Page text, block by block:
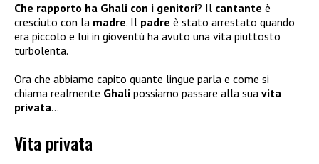
Che rapporto ha Ghali con i genitori? Il cantante è
cresciuto con la madre. Il padre è stato arrestato quando
era piccolo e lui in gioventù ha avuto una vita piuttosto
turbolenta.
Ora che abbiamo capito quante lingue parla e come si
chiama realmente Ghali possiamo passare alla sua vita
privata…
Vita privata